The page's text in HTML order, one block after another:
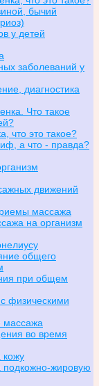
бычий
у детей
заболеваний у
диагностика
Что такое
что это такое?
а что - правда?
движений
массажа
на организм
общего
при общем
физическими
массажа
во время
кожу
жировую